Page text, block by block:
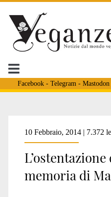
Facebook- Telegram - Mastodon
10 Febbraio, 2014 | 7.372
memoria di